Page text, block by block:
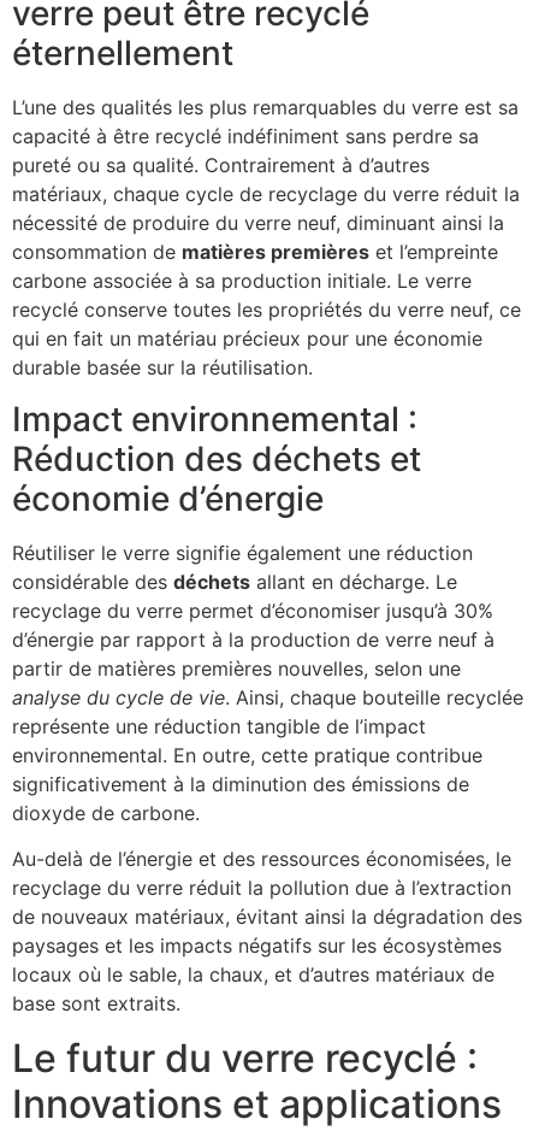
verre peut être recyclé
éternellement
L’une des qualités les plus remarquables du verre est sa
capacité à être recyclé indéfiniment sans perdre sa
pureté ou sa qualité. Contrairement à d’autres
matériaux, chaque cycle de recyclage du verre réduit la
nécessité de produire du verre neuf, diminuant ainsi la
consommation de matières premières et l’empreinte
carbone associée à sa production initiale. Le verre
recyclé conserve toutes les propriétés du verre neuf, ce
qui en fait un matériau précieux pour une économie
durable basée sur la réutilisation.
Impact environnemental :
Réduction des déchets et
économie d’énergie
Réutiliser le verre signifie également une réduction
considérable des déchets allant en décharge. Le
recyclage du verre permet d’économiser jusqu’à 30%
d’énergie par rapport à la production de verre neuf à
partir de matières premières nouvelles, selon une
analyse du cycle de vie. Ainsi, chaque bouteille recyclée
représente une réduction tangible de l’impact
environnemental. En outre, cette pratique contribue
significativement à la diminution des émissions de
dioxyde de carbone.
Au-delà de l’énergie et des ressources économisées, le
recyclage du verre réduit la pollution due à l’extraction
de nouveaux matériaux, évitant ainsi la dégradation des
paysages et les impacts négatifs sur les écosystèmes
locaux où le sable, la chaux, et d’autres matériaux de
base sont extraits.
Le futur du verre recyclé :
Innovations et applications